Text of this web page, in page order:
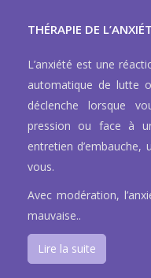
THÉRAPIE DE
L’anxiété est une
automatique de lutte
déclenche lorsque
pression ou face à
entretien
vous.
Avec modération,
mauvaise..
Lire la suite